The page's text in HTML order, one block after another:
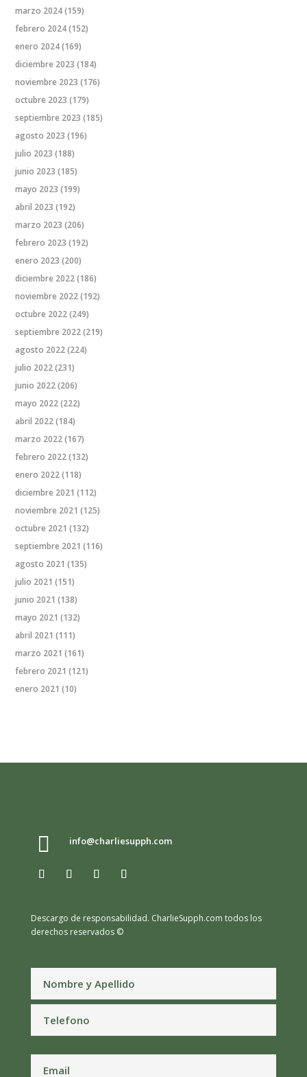
marzo 2024(159)
febrero 2024(152)
enero 2024(169)
diciembre 2023 (184)
noviembre 2023 (176)
octubre 2023 (179)
septiembre 2023 (185)
agosto 2023 (196)
julio 2023 (188)
junio 2023 (185)
mayo 2023 (199)
abril 2023 (192)
marzo 2023 (206)
febrero 2023 (192)
enero 2023 (200)
diciembre 2022(186)
noviembre 2022(192)
octubre 2022(249)
septiembre 2022(219)
agosto 2022(224)
julio 2022(231)
junio 2022(206)
mayo 2022(222)
abril 2022(184)
marzo 2022(167)
febrero 2022(132)
enero 2022(118)
diciembre 2021 (112)
noviembre 2021 (125)
octubre 2021 (132)
septiembre 2021 (116)
agosto 2021 (135)
julio 2021 (151)
junio 2021 (138)
mayo 2021 (132)
abril 2021 (111)
marzo 2021 (161)
febrero 2021 (121)
enero 2021 (10)
 info@charliesupph.com
Descargo de responsabilidad. CharlieSupph.com todos los
derechos reservados ©